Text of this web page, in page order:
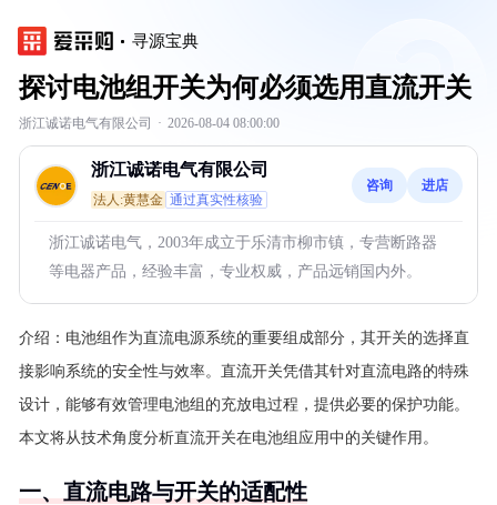
寻源宝典
探讨电池组开关为何必须选用直流开关
浙江诚诺电气有限公司 · 2026-08-04 08:00:00
浙江诚诺电气有限公司
法人:黄慧金 通过真实性核验
咨询 进店
浙江诚诺电气，2003年成立于乐清市柳市镇，专营断路器
等电器产品，经验丰富，专业权威，产品远销国内外。
介绍： 电池组作为直流电源系统的重要组成部分，其开关的选择直
接影响系统的安全性与效率。直流开关凭借其针对直流电路的特殊
设计，能够有效管理电池组的充放电过程，提供必要的保护功能。
本文将从技术角度分析直流开关在电池组应用中的关键作用。
一、直流电路与开关的适配性